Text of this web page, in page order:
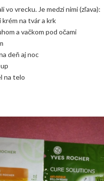
vo vrecku. Je medzi nimi (zľava):
na tvár a krk
a vačkom pod očami
deň aj noc
na telo